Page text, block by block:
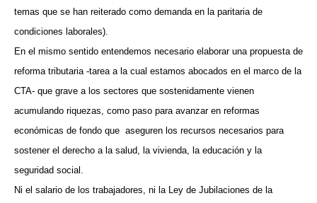
temas que se han reiterado como demanda en la paritaria de
condiciones laborales).
En el mismo sentido entendemos necesario elaborar una propuesta de
reforma tributaria -tarea a la cual estamos abocados en el marco de la
CTA- que grave a los sectores que sostenidamente vienen
acumulando riquezas, como paso para avanzar en reformas
económicas de fondo que aseguren los recursos necesarios para
sostener el derecho a la salud, la vivienda, la educación y la
seguridad social.
Ni el salario de los trabajadores, ni la Ley de Jubilaciones de la